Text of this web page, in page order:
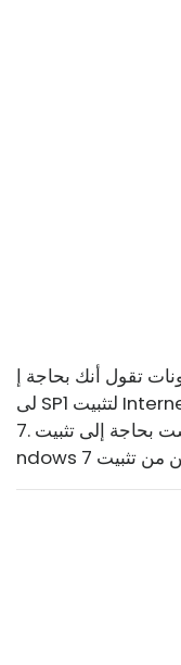
تقول أنك بحاجة إ
لى SP1 لتثبيت Internet Explorer 9 beta على Windows
7. النقطة المهمة هي أنك لست بحاجة إلى تثبيت SP1 على Wi